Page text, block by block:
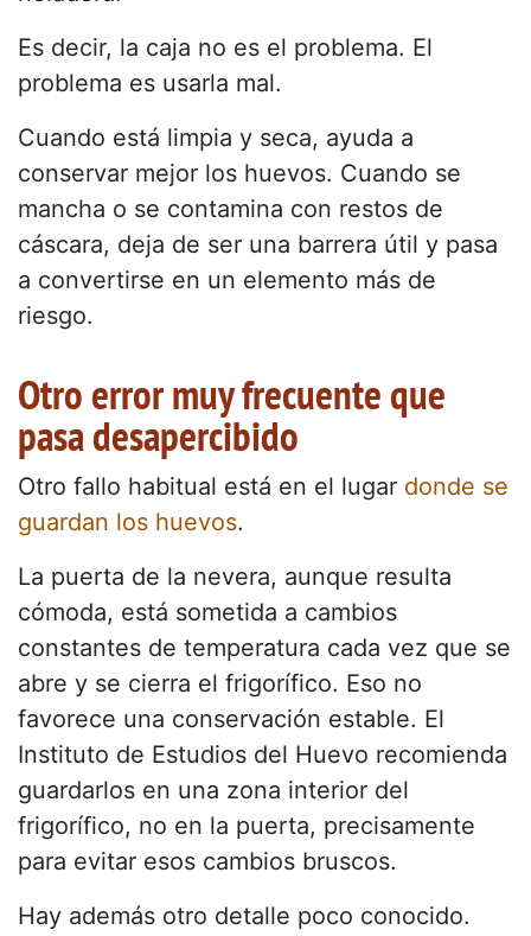
Es decir, la caja no es el problema. El
problema es usarla mal.
Cuando está limpia y seca, ayuda a
conservar mejor los huevos. Cuando se
mancha o se contamina con restos de
cáscara, deja de ser una barrera útil y pasa
a convertirse en un elemento más de
riesgo.
Otro error muy frecuente que
pasa desapercibido
Otro fallo habitual está en el lugar donde se
guardan los huevos.
La puerta de la nevera, aunque resulta
cómoda, está sometida a cambios
constantes de temperatura cada vez que se
abre y se cierra el frigorífico. Eso no
favorece una conservación estable. El
Instituto de Estudios del Huevo recomienda
guardarlos en una zona interior del
frigorífico, no en la puerta, precisamente
para evitar esos cambios bruscos.
Hay además otro detalle poco conocido.